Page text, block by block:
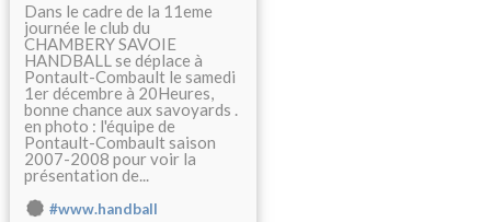
Dans le cadre de la 11eme
journée le club du
CHAMBERY SAVOIE
HANDBALL se déplace à
Pontault-Combault le samedi
1er décembre à 20Heures,
bonne chance aux savoyards .
en photo : l'équipe de
Pontault-Combault saison
2007-2008 pour voir la
présentation de...
#www.handball